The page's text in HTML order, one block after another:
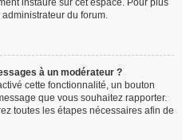
instauré sur cet espace. Pour plus
du forum.
à un modérateur ?
cette fonctionnalité, un bouton
que vous souhaitez rapporter.
toutes les étapes nécessaires afin de